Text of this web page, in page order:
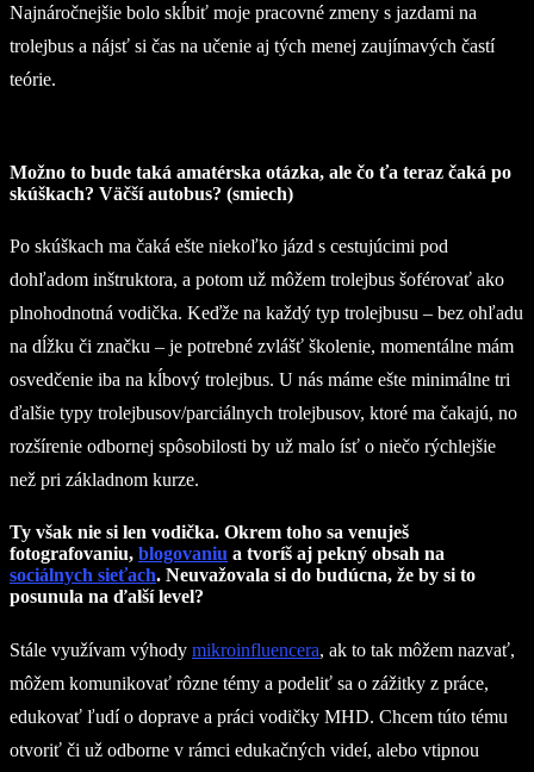
Najnáročnejšie bolo skĺbiť moje pracovné zmeny s jazdami na
trolejbus a nájsť si čas na učenie aj tých menej zaujímavých častí
teórie.
Možno to bude taká amatérska otázka, ale čo ťa teraz čaká po
skúškach? Väčší autobus? (smiech)
Po skúškach ma čaká ešte niekoľko jázd s cestujúcimi pod
dohľadom inštruktora, a potom už môžem trolejbus šoférovať ako
plnohodnotná vodička. Keďže na každý typ trolejbusu – bez ohľadu
na dĺžku či značku – je potrebné zvlášť školenie, momentálne mám
osvedčenie iba na kĺbový trolejbus. U nás máme ešte minimálne tri
ďalšie typy trolejbusov/parciálnych trolejbusov, ktoré ma čakajú, no
rozšírenie odbornej spôsobilosti by už malo ísť o niečo rýchlejšie
než pri základnom kurze.
Ty však nie si len vodička. Okrem toho sa venuješ
fotografovaniu, blogovaniu a tvoríš aj pekný obsah na
sociálnych sieťach. Neuvažovala si do budúcna, že by si to
posunula na ďalší level?
Stále využívam výhody mikroinfluencera, ak to tak môžem nazvať,
môžem komunikovať rôzne témy a podeliť sa o zážitky z práce,
edukovať ľudí o doprave a práci vodičky MHD. Chcem túto tému
otvoriť či už odborne v rámci edukačných videí, alebo vtipnou